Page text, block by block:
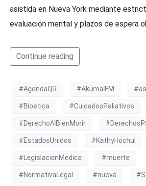
asistida en Nueva York mediante
evaluación mental y plazos de espera
Continue reading
#AgendaQR #AkumalFM
#Bioetica #CuidadosPaliativos
#DerechoAlBienMorir
#EstadosUnidos #KathyHochul
#LegislacionMedica #muerte
#NormativaLegal #nueva